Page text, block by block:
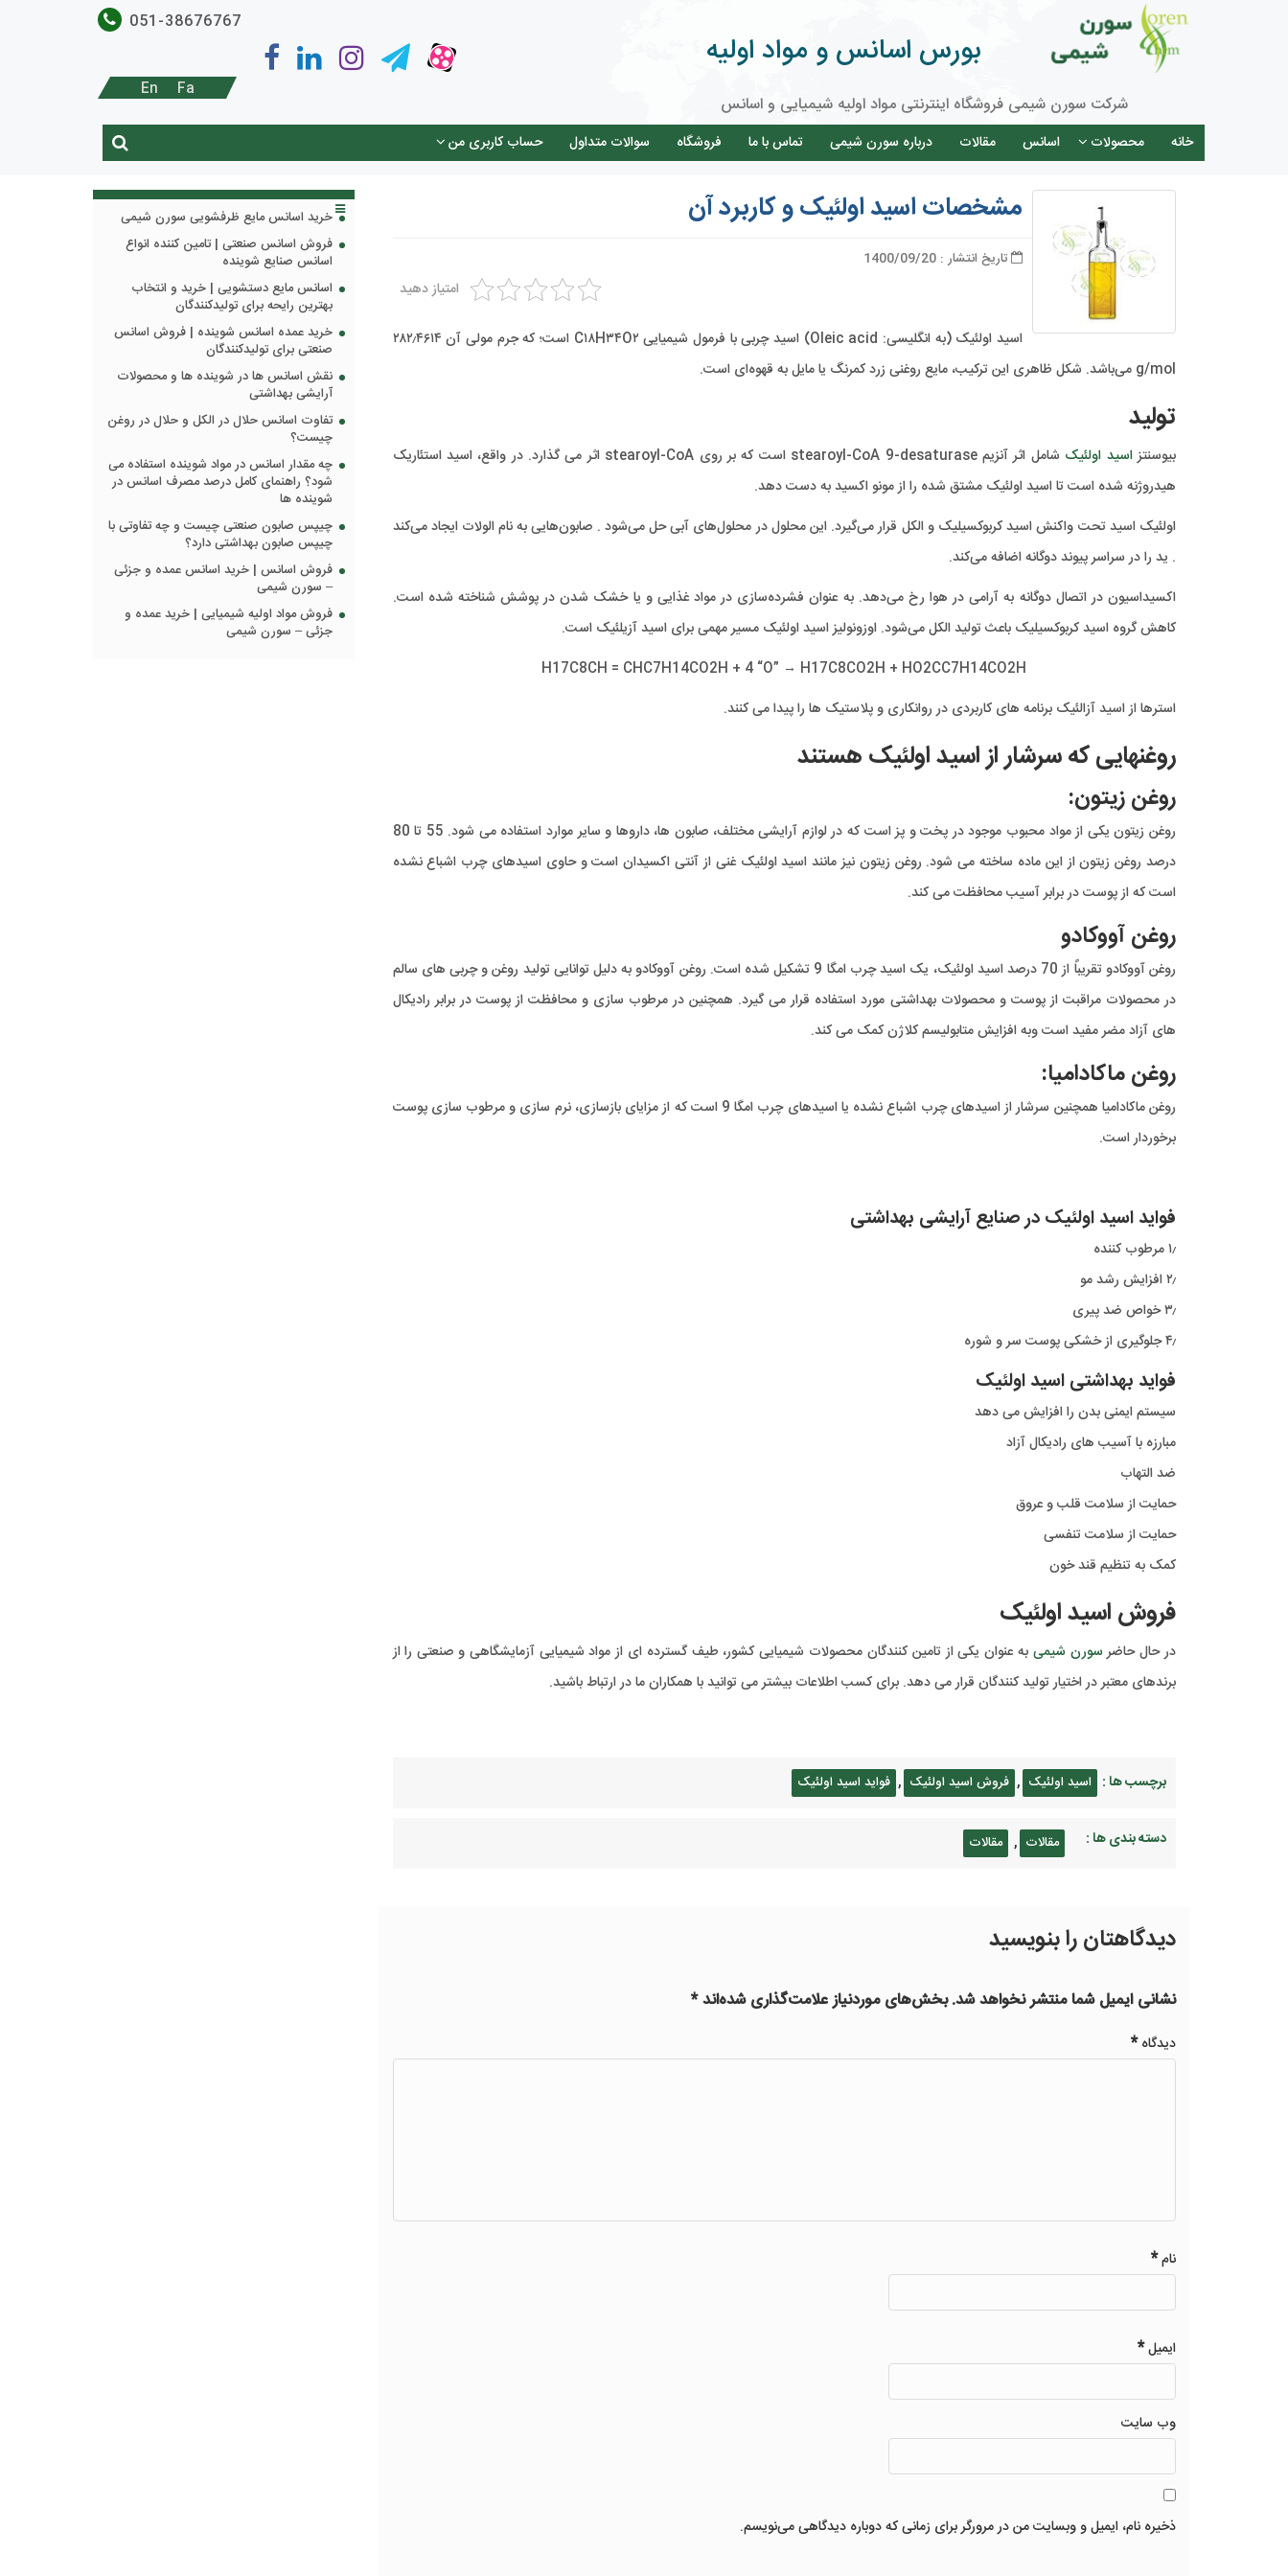
بورس اسانس و مواد اولیه
شرکت سورن شیمی فروشگاه اینترنتی مواد اولیه شیمیایی و اسانس
051-38676767
Fa
En
خانه محصولات اسانس مقالات درباره سورن شیمی تماس با ما فروشگاه سوالات متداول حساب کاربری من
مشخصات اسید اولئیک و کاربرد آن
تاریخ انتشار : 1400/09/20
امتیاز دهید
اسید اولئیک (به انگلیسی: Oleic acid) اسید چربی با فرمول شیمیایی C۱۸H۳۴O۲ است؛ که جرم مولی آن ۲۸۲٫۴۶۱۴
g/mol می‌باشد. شکل ظاهری این ترکیب، مایع روغنی زرد کمرنگ یا مایل به قهوه‌ای است.
تولید
بیوسنتزاسید اولئیک
شامل اثر آنزیم stearoyl-CoA 9-desaturase است که بر روی stearoyl-CoA اثر می گذارد. در واقع، اسید استئاریک
هیدروژنه شده است تا اسید اولئیک مشتق شده را از مونو اکسید به دست دهد.
اولئیک اسید تحت واکنش اسید کربوکسیلیک و الکل قرار می‌گیرد. این محلول در محلول‌های آبی حل می‌شود . صابون‌هایی به نام الولات ایجاد می‌کند
. ید را در سراسر پیوند دوگانه اضافه می‌کند.
اکسیداسیون در اتصال دوگانه به آرامی در هوا رخ می‌دهد. به عنوان فشرده‌سازی در مواد غذایی و یا خشک شدن در پوشش شناخته شده است.
کاهش گروه اسید کربوکسیلیک باعث تولید الکل می‌شود. اوزونولیز اسید اولئیک مسیر مهمی برای اسید آزیلئیک است.
H17C8CH = CHC7H14CO2H + 4 “O” → H17C8CO2H + HO2CC7H14CO2H
استرها از اسید آزالئیک برنامه های کاربردی در روانکاری و پلاستیک ها را پیدا می کنند.
روغنهایی که سرشار از اسید اولئیک هستند
روغن زیتون:
روغن زیتون یکی از مواد محبوب موجود در پخت و پز است که در لوازم آرایشی مختلف، صابون ها، داروها و سایر موارد استفاده می شود. 55 تا 80
درصد روغن زیتون از این ماده ساخته می شود. روغن زیتون نیز مانند اسید اولئیک غنی از آنتی اکسیدان است و حاوی اسیدهای چرب اشباع نشده
است که از پوست در برابر آسیب محافظت می کند.
روغن آووکادو
روغن آووکادو تقریباً از 70 درصد اسید اولئیک، یک اسید چرب امگا 9 تشکیل شده است. روغن آووکادو به دلیل توانایی تولید روغن و چربی های سالم
در محصولات مراقبت از پوست و محصولات بهداشتی مورد استفاده قرار می گیرد. همچنین در مرطوب سازی و محافظت از پوست در برابر رادیکال
های آزاد مضر مفید است وبه افزایش متابولیسم کلاژن کمک می کند.
روغن ماكاداميا:
روغن ماكادامیا همچنین سرشار از اسیدهای چرب اشباع نشده یا اسیدهای چرب امگا 9 است كه از مزایای بازسازی، نرم سازی و مرطوب سازی پوست
برخوردار است.
فواید اسید اولئیک در صنایع آرایشی بهداشتی
۱٫ مرطوب کننده
۲٫ افزایش رشد مو
۳٫ خواص ضد پیری
۴٫ جلوگیری از خشکی پوست سر و شوره
فواید بهداشتی اسید اولئیک
سیستم ایمنی بدن را افزایش می دهد
مبارزه با آسیب های رادیکال آزاد
ضد التهاب
حمایت از سلامت قلب و عروق
حمایت از سلامت تنفسی
کمک به تنظیم قند خون
فروش اسید اولئیک
در حال حاضرسورن شیمی به عنوان یکی از تامین کنندگان محصولات شیمیایی کشور، طیف گسترده ای از مواد شیمیایی آزمایشگاهی و صنعتی را از
برندهای معتبر در اختیار تولید کنندگان قرار می دهد. برای کسب اطلاعات بیشتر می توانید با همکاران ما در ارتباط باشید.
برچسب ها : اسید اولئیک , فروش اسید اولئیک , فواید اسید اولئیک
دسته بندی ها : مقالات , مقالات
دیدگاهتان را بنویسید
نشانی ایمیل شما منتشر نخواهد شد.بخش‌های موردنیاز علامت‌گذاری شده‌اند*
دیدگاه*
نام*
ایمیل*
وب‌ سایت
ذخیره نام، ایمیل و وبسایت من در مرورگر برای زمانی که دوباره دیدگاهی می‌نویسم.
خرید اسانس مایع ظرفشویی سورن شیمی
فروش اسانس صنعتی | تامین کننده انواع
اسانس صنایع شوینده
اسانس مایع دستشویی | خرید و انتخاب
بهترین رایحه برای تولیدکنندگان
خرید عمده اسانس شوینده | فروش اسانس
صنعتی برای تولیدکنندگان
نقش اسانس ها در شوینده ها و محصولات
آرایشی بهداشتی
تفاوت اسانس حلال در الکل و حلال در روغن
چیست؟
چه مقدار اسانس در مواد شوینده استفاده می
شود؟ راهنمای کامل درصد مصرف اسانس در
شوینده ها
چیپس صابون صنعتی چیست و چه تفاوتی با
چیپس صابون بهداشتی دارد؟
فروش اسانس | خرید اسانس عمده و جزئی
– سورن شیمی
فروش مواد اولیه شیمیایی | خرید عمده و
جزئی – سورن شیمی